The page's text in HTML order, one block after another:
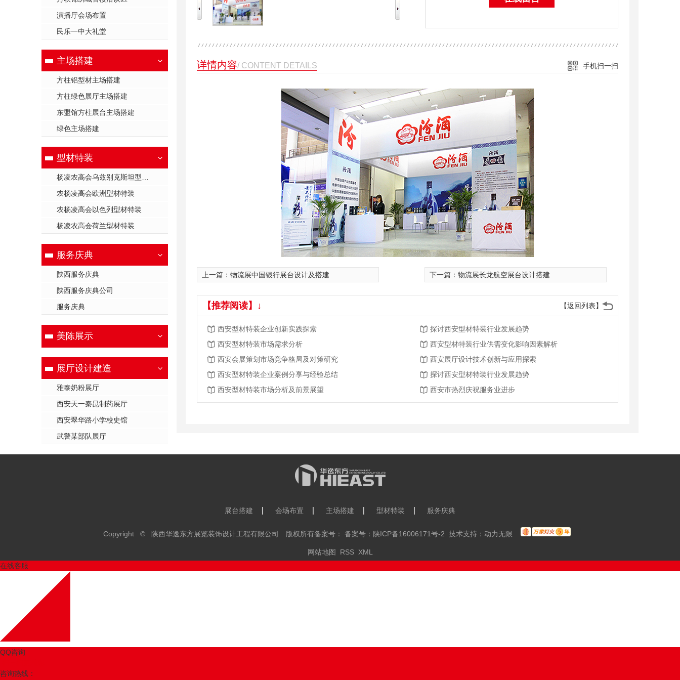
演播厅会场布置
民乐一中大礼堂
主场搭建
方柱铝型材主场搭建
方柱绿色展厅主场搭建
东盟馆方柱展台主场搭建
绿色主场搭建
型材特装
农杨凌高会欧洲型材特装
农杨凌高会以色列型材特装
杨凌农高会荷兰型材特装
服务庆典
陕西服务庆典
陕西服务庆典公司
服务庆典
美陈展示
展厅设计建造
雅泰奶粉展厅
西安天一秦昆制药展厅
西安翠华路小学校史馆
武警某部队展厅
详情内容/ CONTENT DETAILS 手机扫一扫
上一篇： 物流展中国银行展台设计及搭建 下一篇： 物流展长龙航空展台设计搭建
【返回列表】
【推荐阅读】↓
西安型材特装企业创新实践探索
探讨西安型材特装行业发展趋势
西安型材特装市场需求分析
西安型材特装行业供需变化影响因素解析
西安会展策划市场竞争格局及对策研究
西安展厅设计技术创新与应用探索
西安型材特装企业案例分享与经验总结
探讨西安型材特装行业发展趋势
西安型材特装市场分析及前景展望
西安市热烈庆祝服务业进步
展台搭建 会场布置 主场搭建 型材特装 服务庆典
Copyright © 陕西华逸东方展览装饰设计工程有限公司 版权所有备案号： 备案号： 陕ICP备16006171号-2 技术支持： 动力无限
网站地图 RSS XML
在线客服
QQ咨询
咨询热线：